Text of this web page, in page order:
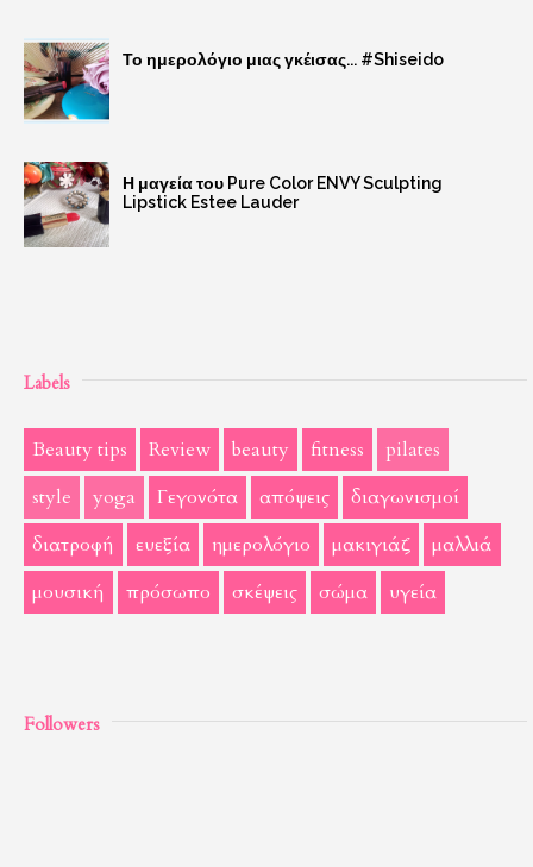
Το ημερολόγιο μιας γκέισας... #Shiseido
Η μαγεία του Pure Color ENVY Sculpting
Lipstick Estee Lauder
Labels
Beauty tips Review beauty fitness
pilates
style
yoga Γεγονότα απόψεις
διαγωνισμοί
διατροφή
ευεξία ημερολόγιο μακιγιάζ
μαλλιά
μουσική
πρόσωπο σκέψεις σώμα υγεία
Followers